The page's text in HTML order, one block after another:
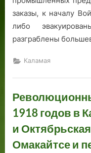
заказы, к началу
либо
разграблены
Каламая
1918 годов в
и
Омакайтсе и